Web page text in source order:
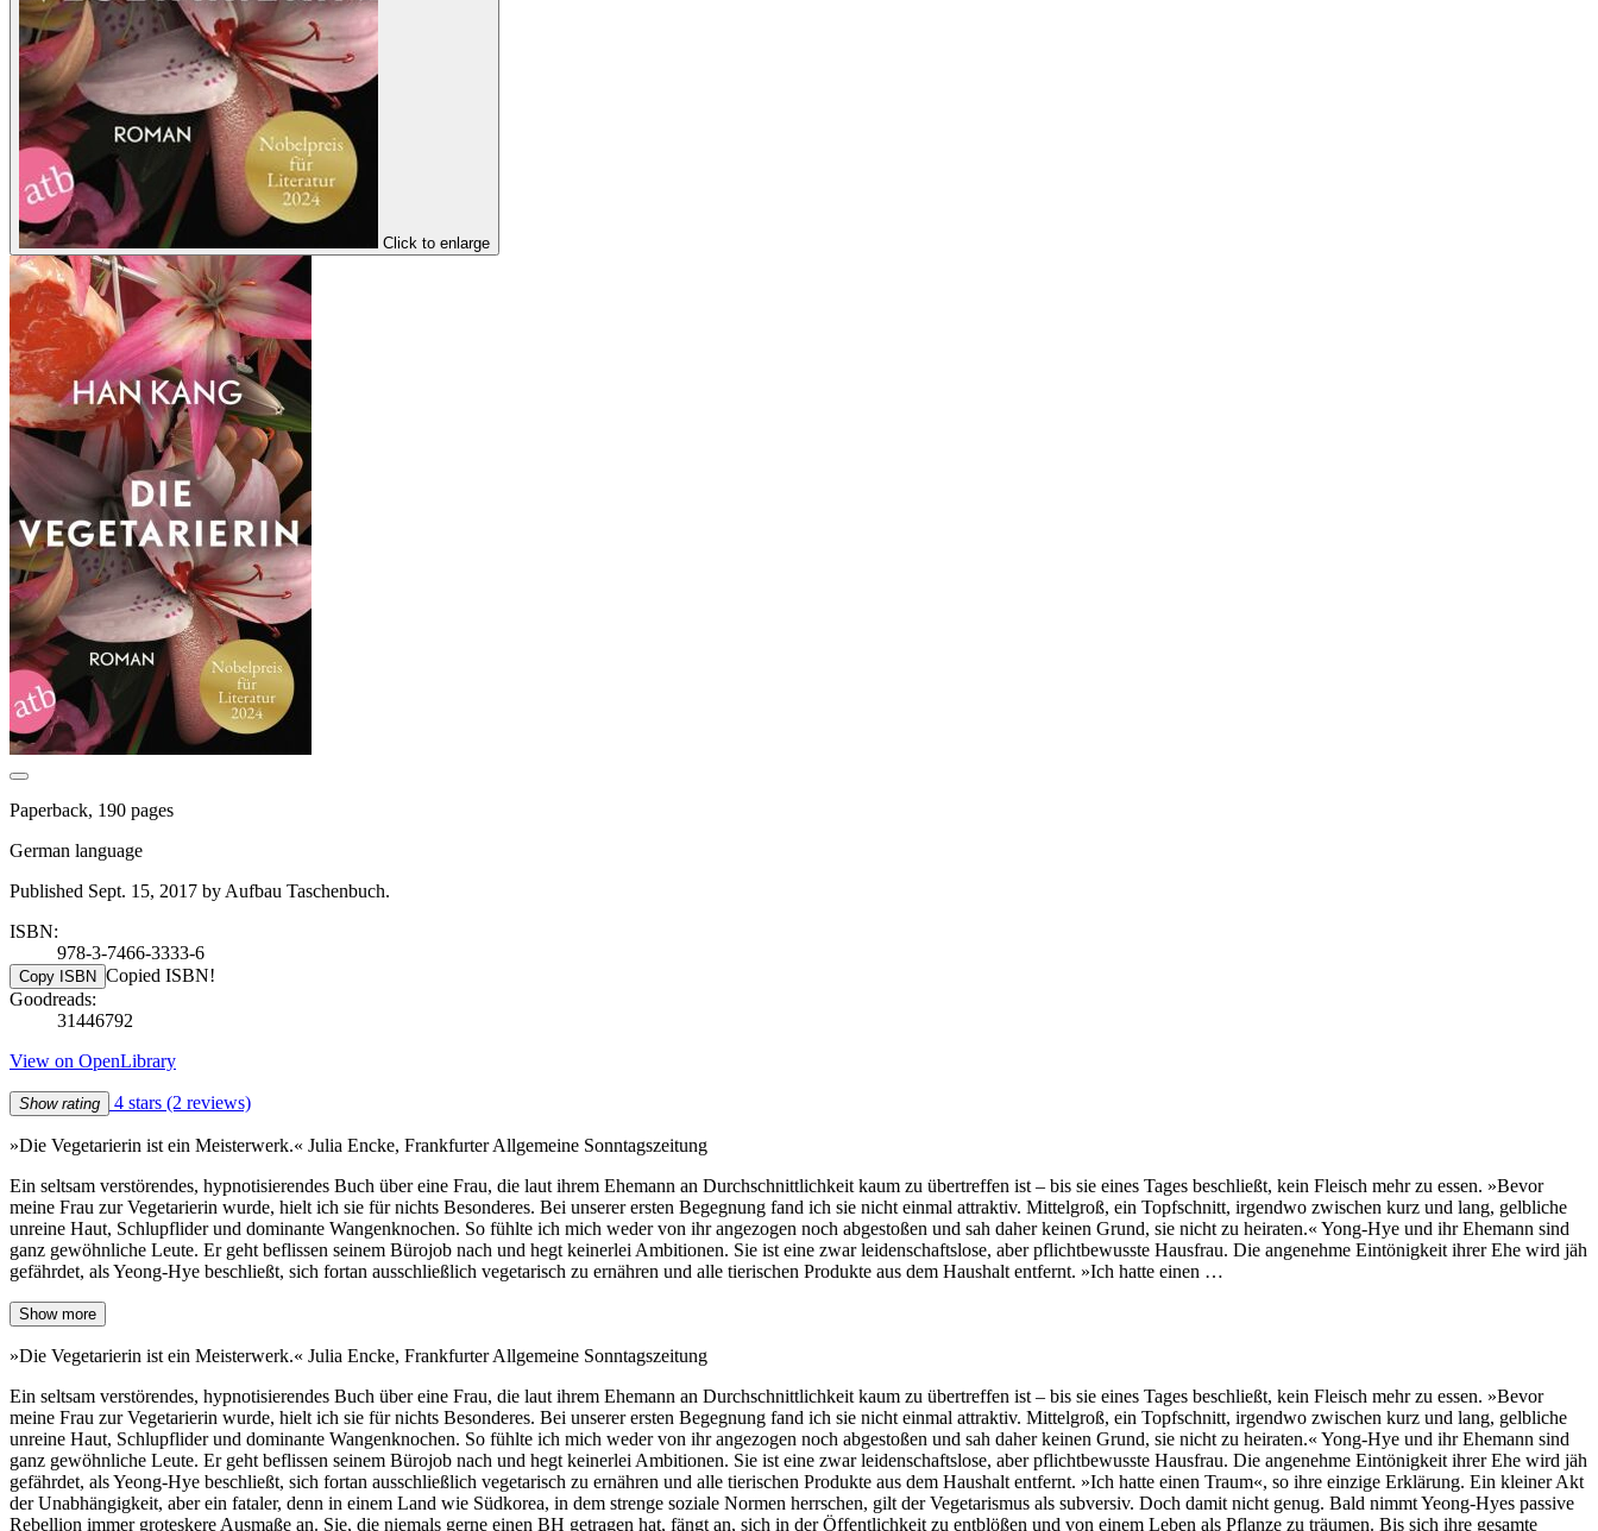
Click to enlarge
Paperback, 190 pages
German language
Published Sept. 15, 2017 by Aufbau Taschenbuch.
ISBN:
978-3-7466-3333-6
Copy ISBN Copied ISBN!
Goodreads:
31446792
View on OpenLibrary
Show rating 4 stars (2 reviews)
»Die Vegetarierin ist ein Meisterwerk.« Julia Encke, Frankfurter Allgemeine Sonntagszeitung
Ein seltsam verstörendes, hypnotisierendes Buch über eine Frau, die laut ihrem Ehemann an Durchschnittlichkeit kaum zu übertreffen ist – bis sie eines Tages beschließt, kein Fleisch mehr zu essen. »Bevor
meine Frau zur Vegetarierin wurde, hielt ich sie für nichts Besonderes. Bei unserer ersten Begegnung fand ich sie nicht einmal attraktiv. Mittelgroß, ein Topfschnitt, irgendwo zwischen kurz und lang, gelbliche
unreine Haut, Schlupflider und dominante Wangenknochen. So fühlte ich mich weder von ihr angezogen noch abgestoßen und sah daher keinen Grund, sie nicht zu heiraten.« Yong-Hye und ihr Ehemann sind
ganz gewöhnliche Leute. Er geht beflissen seinem Bürojob nach und hegt keinerlei Ambitionen. Sie ist eine zwar leidenschaftslose, aber pflichtbewusste Hausfrau. Die angenehme Eintönigkeit ihrer Ehe wird jäh
gefährdet, als Yeong-Hye beschließt, sich fortan ausschließlich vegetarisch zu ernähren und alle tierischen Produkte aus dem Haushalt entfernt. »Ich hatte einen …
Show more
»Die Vegetarierin ist ein Meisterwerk.« Julia Encke, Frankfurter Allgemeine Sonntagszeitung
Ein seltsam verstörendes, hypnotisierendes Buch über eine Frau, die laut ihrem Ehemann an Durchschnittlichkeit kaum zu übertreffen ist – bis sie eines Tages beschließt, kein Fleisch mehr zu essen. »Bevor
meine Frau zur Vegetarierin wurde, hielt ich sie für nichts Besonderes. Bei unserer ersten Begegnung fand ich sie nicht einmal attraktiv. Mittelgroß, ein Topfschnitt, irgendwo zwischen kurz und lang, gelbliche
unreine Haut, Schlupflider und dominante Wangenknochen. So fühlte ich mich weder von ihr angezogen noch abgestoßen und sah daher keinen Grund, sie nicht zu heiraten.« Yong-Hye und ihr Ehemann sind
ganz gewöhnliche Leute. Er geht beflissen seinem Bürojob nach und hegt keinerlei Ambitionen. Sie ist eine zwar leidenschaftslose, aber pflichtbewusste Hausfrau. Die angenehme Eintönigkeit ihrer Ehe wird jäh
gefährdet, als Yeong-Hye beschließt, sich fortan ausschließlich vegetarisch zu ernähren und alle tierischen Produkte aus dem Haushalt entfernt. »Ich hatte einen Traum«, so ihre einzige Erklärung. Ein kleiner Akt
der Unabhängigkeit, aber ein fataler, denn in einem Land wie Südkorea, in dem strenge soziale Normen herrschen, gilt der Vegetarismus als subversiv. Doch damit nicht genug. Bald nimmt Yeong-Hyes passive
Rebellion immer groteskere Ausmaße an. Sie, die niemals gerne einen BH getragen hat, fängt an, sich in der Öffentlichkeit zu entblößen und von einem Leben als Pflanze zu träumen. Bis sich ihre gesamte